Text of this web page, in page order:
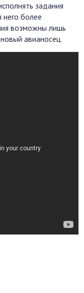
задания
него более
возможны лишь
авианосец.